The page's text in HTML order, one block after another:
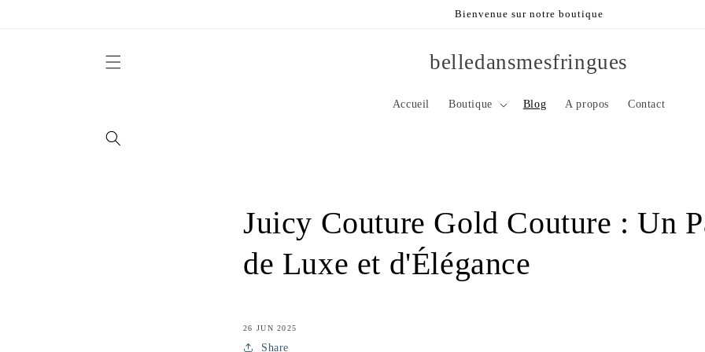
Bienvenue sur notre boutique
belledansmesfringues
Accueil Boutique Blog A propos Contact
Juicy Couture Gold Couture : Un
de Luxe et d'Élégance
26 JUN 2025
Share